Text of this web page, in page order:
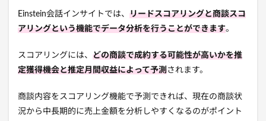
Einstein会話インサイトでは、 リードスコアリングと商談スコ
アリングという機能でデータ分析を行うことができます。
スコアリングには、 どの商談で成約する可能性が高いかを推
定獲得機会と推定月間収益によって予測されます。
商談内容をスコアリング機能で予測できれば、現在の商談状
況から中長期的に売上金額を分析しやすくなるのがポイント